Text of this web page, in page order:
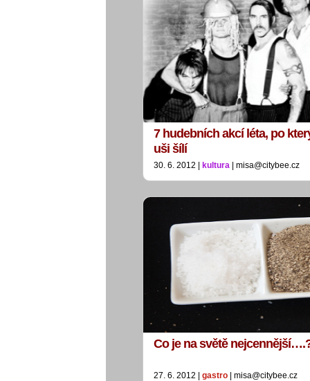
7 hudebních akcí léta, po
uši šílí
30. 6. 2012 | kultura | misa@citybee.cz
Co je na světě
27. 6. 2012 | gastro | misa@citybee.cz